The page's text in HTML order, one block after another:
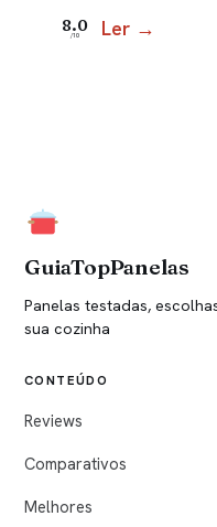
8.0
/10 Ler →
GuiaTopPanelas
Panelas testadas,
sua cozinha
CONTEÚDO
Reviews
Comparativos
Melhores